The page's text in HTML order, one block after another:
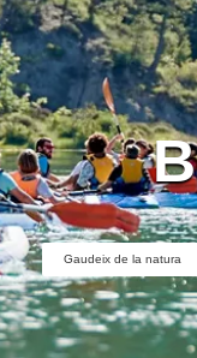
Gaudeix de la natura